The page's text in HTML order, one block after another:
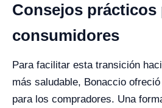
Consejos prácticos
consumidores
Para facilitar esta transición
más saludable, Bonaccio
para los compradores. Una